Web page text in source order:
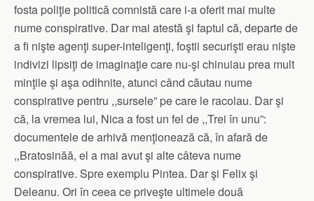
fosta poliţie politică comnistă care i-a oferit mai multe
nume conspirative. Dar mai atestă şi faptul că, departe de
a fi nişte agenţi super-inteligenţi, foştii securişti erau nişte
indivizi lipsiţi de imaginaţie care nu-şi chinuiau prea mult
minţile şi aşa odihnite, atunci când căutau nume
conspirative pentru ,,sursele” pe care le racolau. Dar şi
că, la vremea lui, Nica a fost un fel de ,,Trei în unu”:
documentele de arhivă menţionează că, în afară de
,,Bratosinăă, el a mai avut şi alte câteva nume
conspirative. Spre exemplu Pintea. Dar şi Felix şi
Deleanu. Ori în ceea ce priveşte ultimele două